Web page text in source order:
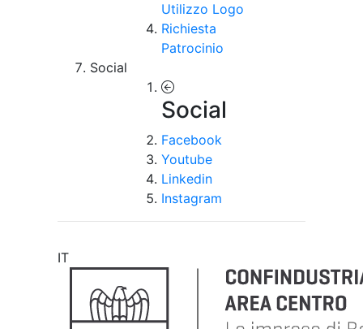
Utilizzo Logo
Richiesta
Patrocinio
Social
Social
Facebook
Youtube
Linkedin
Instagram
IT